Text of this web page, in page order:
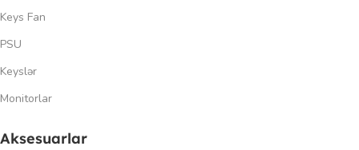
Keys Fan
PSU
Keyslər
Monitorlar
Aksesuarlar